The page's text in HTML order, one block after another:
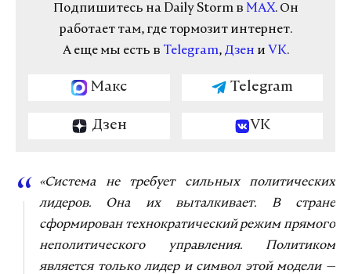
Подпишитесь на Daily Storm в MAX. Он
работает там, где тормозит интернет.
А еще мы есть в Telegram, Дзен и VK.
Макс Telegram
Дзен VK
«Система не требует сильных политических
лидеров. Она их выталкивает. В стране
сформирован технократический режим прямого
неполитического управления. Политиком
является только лидер и символ этой модели —